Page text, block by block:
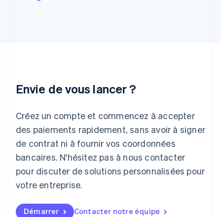
Envie de vous lancer ?
Créez un compte et commencez à accepter
des paiements rapidement, sans avoir à signer
de contrat ni à fournir vos coordonnées
bancaires. N'hésitez pas à nous contacter
pour discuter de solutions personnalisées pour
votre entreprise.
Démarrer Contacter notre équipe
日本語 English
English
Liechtenstein
Deutsch English
Lituanie
English
Luxembourg
FrançaisDeutschEnglish
Malaisie
Malte
English